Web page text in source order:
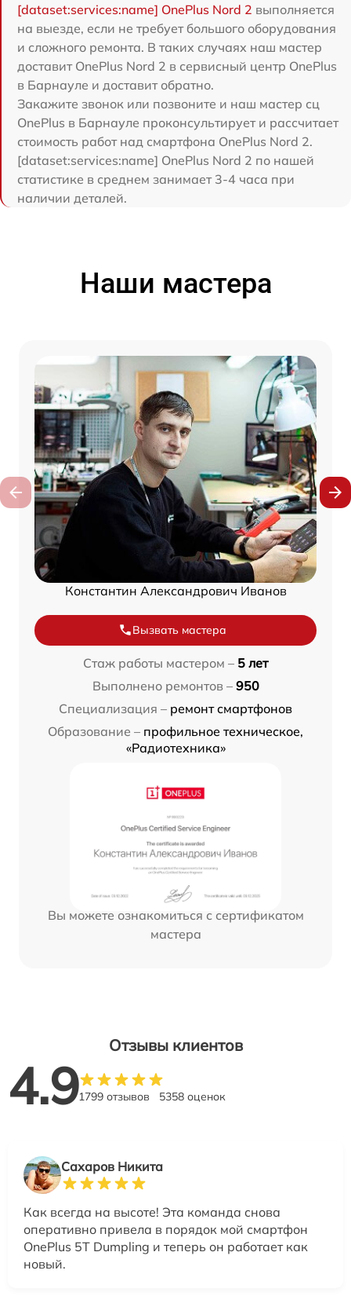
[dataset:services:name] OnePlus Nord 2 выполняется
на выезде, если не требует большого оборудования
и сложного ремонта. В таких случаях наш мастер
доставит OnePlus Nord 2 в сервисный центр OnePlus
в Барнауле и доставит обратно.
Закажите звонок или позвоните и наш мастер сц
OnePlus в Барнауле проконсультирует и рассчитает
стоимость работ над смартфона OnePlus Nord 2.
[dataset:services:name] OnePlus Nord 2 по нашей
статистике в среднем занимает 3-4 часа при
наличии деталей.
Наши мастера
Константин Александрович Иванов
Вызвать мастера
Стаж работы мастером – 5 лет
Выполнено ремонтов – 950
Специализация – ремонт смартфонов
Образование – профильное техническое,
«Радиотехника»
Вы можете ознакомиться с сертификатом
мастера
Отзывы клиентов
4.91799 отзывов 5358 оценок
Сахаров Никита
Как всегда на высоте! Эта команда снова
оперативно привела в порядок мой смартфон
OnePlus 5T Dumpling и теперь он работает как
новый.